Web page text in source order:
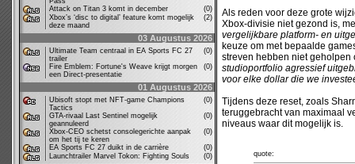
Attack on Titan 3 komt in december
(0)
Xbox’s ‘disc to digital’ feature komt mogelijk
deze maand
(2)
03 Augustus 2026
Ultimate Team centraal in EA Sports FC 27
trailer
(0)
Fire Emblem: Fortune's Weave krijgt morgen
een Direct-presentatie
(0)
01 Augustus 2026
Ubisoft stopt met NFT-game Champions
Tactics
(0)
GTA-rivaal Last Sentinel mogelijk
geannuleerd
(0)
Xbox-CEO schetst consolegerichte aanpak
om het tij te keren
(0)
EA Sports FC 27 duikt in de carrière
(0)
Launchtrailer Marvel Tokon: Fighting Souls
(0)
Als reden voor deze grote
Xbox-divisie niet gezond is,
vergelijkbare platform- en
keuze om met bepaalde
streven hebben niet
studioportfolio agressief
voor elke dollar die we
Tijdens deze reset, zoals
teruggebracht van maximaal
niveaus waar dit mogelijk is.
quote: